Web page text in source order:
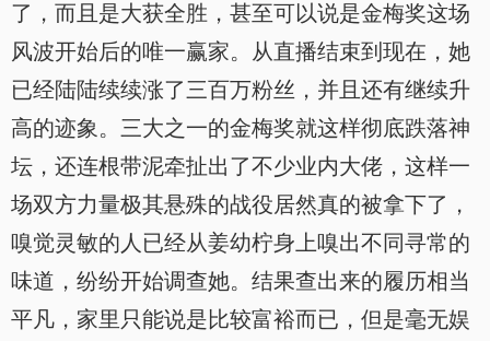
了，而且是大获全胜，甚至可以说是金梅奖这场
风波开始后的唯一赢家。从直播结束到现在，她
已经陆陆续续涨了三百万粉丝，并且还有继续升
高的迹象。三大之一的金梅奖就这样彻底跌落神
坛，还连根带泥牵扯出了不少业内大佬，这样一
场双方力量极其悬殊的战役居然真的被拿下了，
嗅觉灵敏的人已经从姜幼柠身上嗅出不同寻常的
味道，纷纷开始调查她。结果查出来的履历相当
平凡，家里只能说是比较富裕而已，但是毫无娱